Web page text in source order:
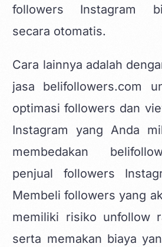
followers Instagram
secara otomatis.
Cara lainnya adalah
jasa belifollowers.com
optimasi followers dan
Instagram yang Anda
membedakan
penjual followers
Membeli followers yang
memiliki risiko unfollow
serta memakan biaya